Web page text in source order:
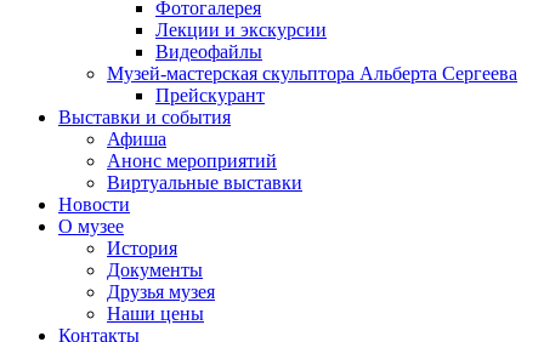
Фотогалерея
Лекции и экскурсии
Видеофайлы
Музей-мастерская скульптора Альберта Сергеева
Прейскурант
Выставки и события
Афиша
Анонс мероприятий
Виртуальные выставки
Новости
О музее
История
Документы
Друзья музея
Наши цены
Контакты